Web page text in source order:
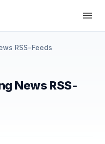
RSS-Feeds
News RSS-